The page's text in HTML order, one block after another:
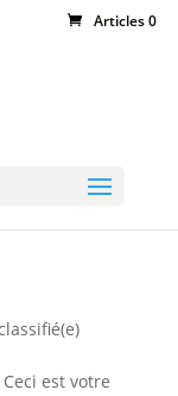
Articles 0
est votre